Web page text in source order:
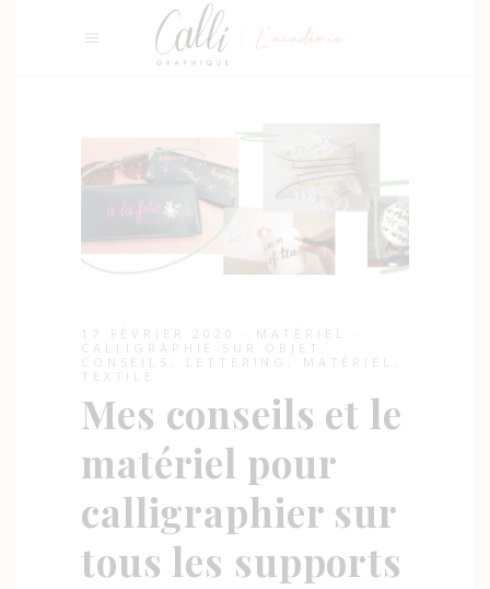
17 FÉVRIER 2020
MATÉRIEL
CALLIGRAPHIE SUR OBJET
CONSEILS
LETTERING MATÉRIEL
TEXTILE
Mes conseils et le
matériel pour
calligraphier sur
tous les supports